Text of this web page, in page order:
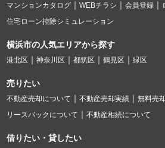
マンションカタログ
WEBチラシ 会員登録
住宅ローン控除シミュレーション
横浜市の人気エリアから探す
港北区 神奈川区 都筑区 鶴見区 緑区
売りたい
不動産売却について 不動産売却実績
無料売
リースバックについて
不動産相続について
借りたい・貸したい